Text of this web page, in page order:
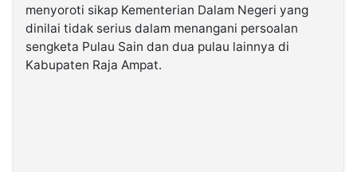
menyoroti sikap Kementerian Dalam Negeri yang
dinilai tidak serius dalam menangani persoalan
sengketa Pulau Sain dan dua pulau lainnya di
Kabupaten Raja Ampat.